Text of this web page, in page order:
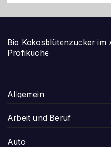
Bio Kokosblütenzucker im
Profiküche
Allgemein
Arbeit und Beruf
Auto